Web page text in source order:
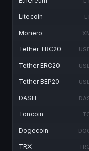
Litecoin
Monero
Tether TRC20
Tether ERC20
Tether BEP20
DASH
Toncoin
Dogecoin
TRX